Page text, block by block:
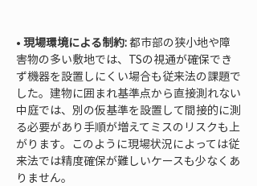
• 現場環境による制約: 都市部の狭小地や障
害物の多い敷地では、TSの視通が確保でき
ず機器を設置しにくい場合も従来法の課題で
した。建物に囲まれ基準点から直接測れない
中庭では、別の仮基準を設置して間接的に測
る必要があり手順が増えてミスのリスクも上
がります。このように現場状況によっては従
来法では精度確保が難しいケースも少なくあ
りません。